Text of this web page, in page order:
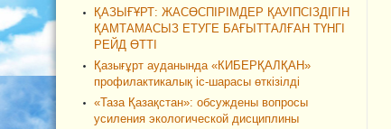
ҚАЗЫҒҰРТ: ЖАСӨСПІРІМДЕР ҚАУІПСІЗДІГІН
ҚАМТАМАСЫЗ ЕТУГЕ БАҒЫТТАЛҒАН ТҮНГІ
РЕЙД ӨТТІ
Қазығұрт ауданында «КИБЕРҚАЛҚАН»
профилактикалық іс-шарасы өткізілді
«Таза Қазақстан»: обсуждены вопросы
усиления экологической дисциплины